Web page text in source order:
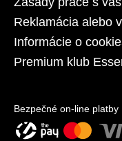
ESSENTÉ
CC
€8,57
Reklamácia alebo
Informácie o
Premium klub
Bezpečné on-line platby